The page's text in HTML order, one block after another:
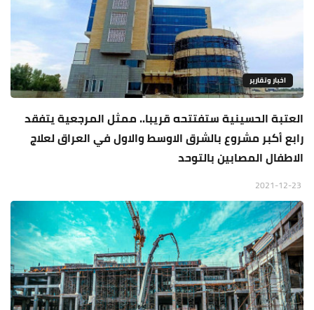
اخبار وتقارير
العتبة الحسينية ستفتتحه قريبا.. ممثل المرجعية يتفقد
رابع أكبر مشروع بالشرق الاوسط والاول في العراق لعلاج
الاطفال المصابين بالتوحد